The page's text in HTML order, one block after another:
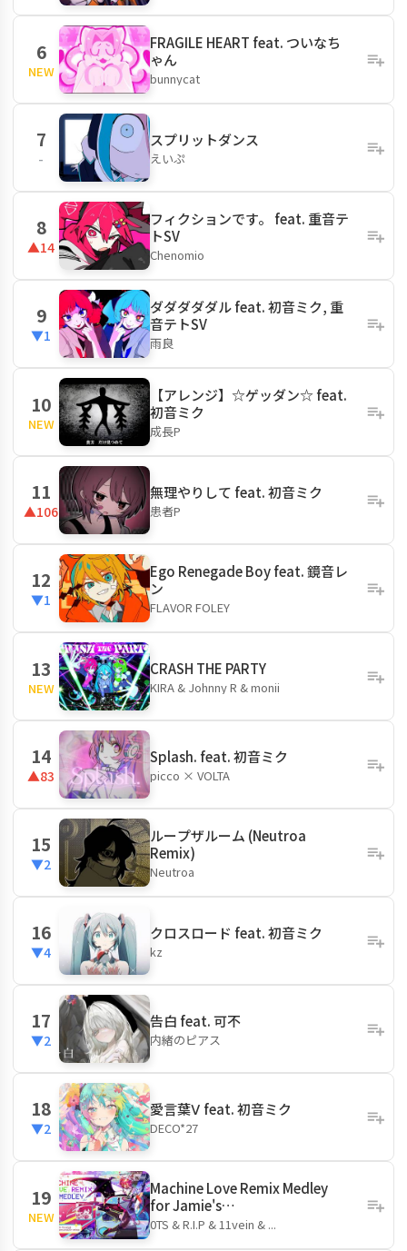
6
NEW
FRAGILE HEART feat. ついなち
ゃん
bunnycat
7
-
スプリットダンス
えいぷ
8
▲14
フィクションです。 feat. 重音テ
トSV
Chenomio
9
▼1
ダダダダダル feat. 初音ミク, 重
音テトSV
雨良
10
NEW
【アレンジ】☆ゲッダン☆ feat.
初音ミク
成長P
11
▲106
無理やりして feat. 初音ミク
患者P
12
▼1
Ego Renegade Boy feat. 鏡音レ
ン
FLAVOR FOLEY
13
NEW
CRASH THE PARTY
KIRA & Johnny R & monii
14
▲83
Splash. feat. 初音ミク
picco × VOLTA
15
▼2
ループザルーム (Neutroa
Remix)
Neutroa
16
▼4
クロスロード feat. 初音ミク
kz
17
▼2
告白 feat. 可不
内緒のピアス
18
▼2
愛言葉Ⅴ feat. 初音ミク
DECO*27
19
NEW
Machine Love Remix Medley
for Jamie's…
0TS & R.I.P & 11vein & ...